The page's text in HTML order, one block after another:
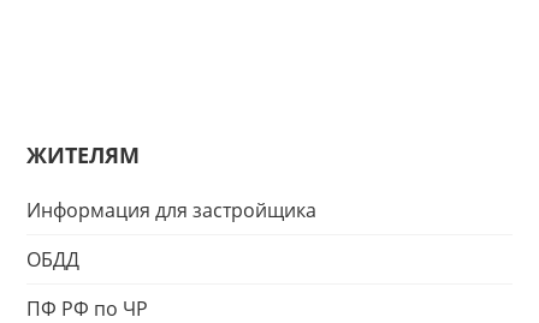
ЖИТЕЛЯМ
Информация для застройщика
ОБДД
ПФ РФ по ЧР